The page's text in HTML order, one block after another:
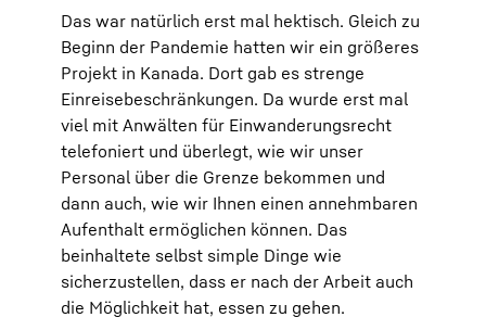
Das war natürlich erst mal hektisch. Gleich zu
Beginn der Pandemie hatten wir ein größeres
Projekt in Kanada. Dort gab es strenge
Einreisebeschränkungen. Da wurde erst mal
viel mit Anwälten für Einwanderungsrecht
telefoniert und überlegt, wie wir unser
Personal über die Grenze bekommen und
dann auch, wie wir Ihnen einen annehmbaren
Aufenthalt ermöglichen können. Das
beinhaltete selbst simple Dinge wie
sicherzustellen, dass er nach der Arbeit auch
die Möglichkeit hat, essen zu gehen.